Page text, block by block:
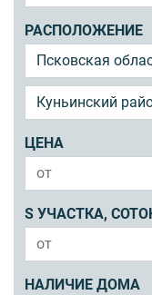
РАСПОЛОЖЕНИЕ
ЦЕНА
S УЧАСТКА,
НАЛИЧИЕ ДОМА